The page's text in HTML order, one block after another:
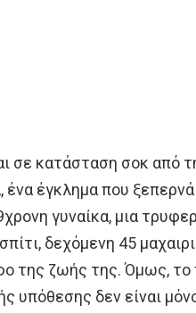
σε κατάσταση σοκ από
ένα έγκλημα που
γυναίκα, μια
δεχόμενη 45
της ζωής της. Όμως, το
υπόθεσης δεν είναι